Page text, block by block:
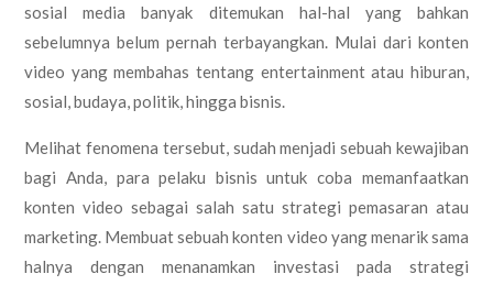
sosial media banyak ditemukan hal-hal yang bahkan
sebelumnya belum pernah terbayangkan. Mulai dari konten
video yang membahas tentang entertainment atau hiburan,
sosial, budaya, politik, hingga bisnis.
Melihat fenomena tersebut, sudah menjadi sebuah kewajiban
bagi Anda, para pelaku bisnis untuk coba memanfaatkan
konten video sebagai salah satu strategi pemasaran atau
marketing. Membuat sebuah konten video yang menarik sama
halnya dengan menanamkan investasi pada strategi